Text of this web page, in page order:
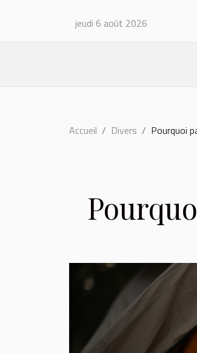
jeudi 6 août 2026
Accueil Divers Pourquoi